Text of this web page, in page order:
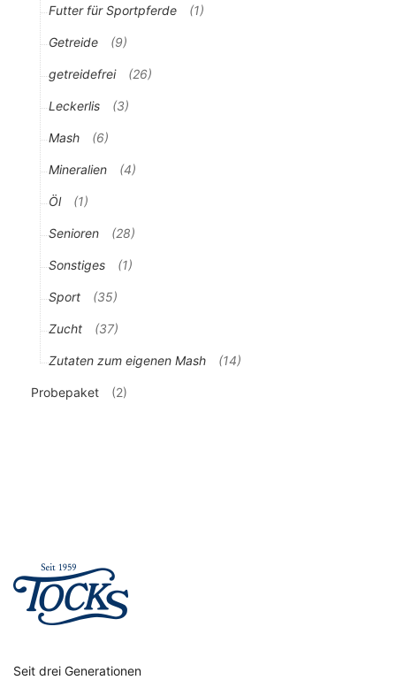
Futter für Sportpferde (1)
Getreide (9)
getreidefrei (26)
Leckerlis (3)
Mash (6)
Mineralien (4)
Öl (1)
Senioren (28)
Sonstiges (1)
Sport (35)
Zucht (37)
Zutaten zum eigenen Mash (14)
Probepaket (2)
Seit drei Generationen